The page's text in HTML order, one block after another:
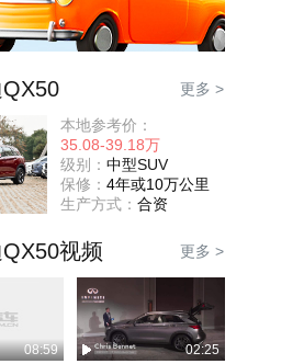
更多 >
本地参考价：
35.08-39.18万
级别： 中型SUV
保修： 4年或10万公里
生产方式： 合资
视频 更多 >
08:59 02:25